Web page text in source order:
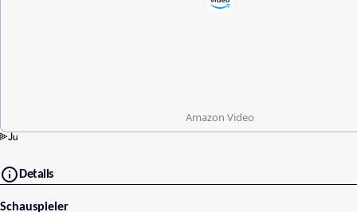
Amazon Video
Details
Schauspieler